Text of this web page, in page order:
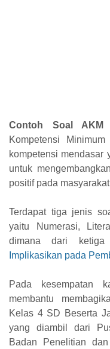
Contoh Soal AKM
Kompetensi
kompetensi mendasar
untuk
positif pada
Terdapat tiga jenis
yaitu Numerasi,
dimana dari
Implikasikan pada
Pada kesempatan
membantu
Kelas 4 SD Beserta
yang diambil dari
Badan Penelitian